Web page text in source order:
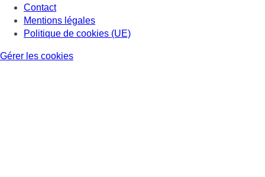
Contact
Mentions légales
Politique de cookies (UE)
Gérer les cookies